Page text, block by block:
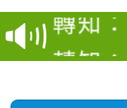
結果(
學年
結果(
轉知
賽及
賽實
轉知
比賽
轉知